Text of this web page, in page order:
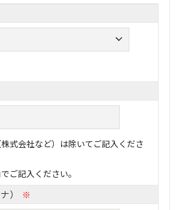
式会社など）は除いてご記入くださ
ご記入ください。
） ※